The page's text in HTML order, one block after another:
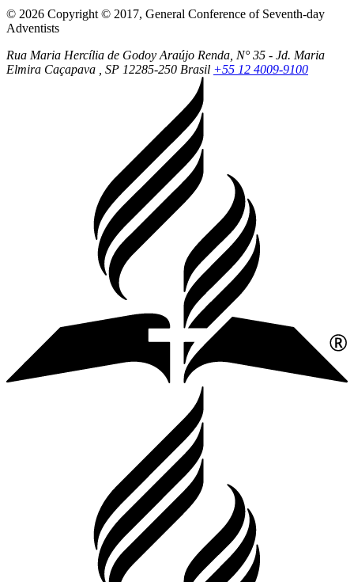
© 2026 Copyright © 2017, General Conference of Seventh-day
Adventists
Rua Maria Hercília de Godoy Araújo Renda, N° 35 - Jd. Maria
Elmira Caçapava , SP 12285-250 Brasil +55 12 4009-9100